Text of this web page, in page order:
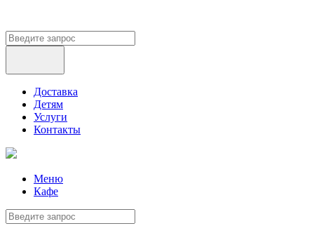
Доставка
Детям
Услуги
Контакты
Меню
Кафе